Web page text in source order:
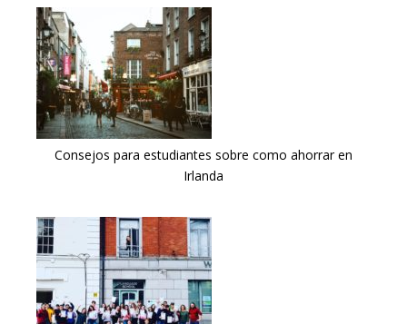
Consejos para estudiantes sobre como ahorrar en
Irlanda